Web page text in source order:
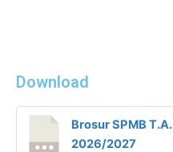
Download
Brosur SPMB T.A.
2026/2027